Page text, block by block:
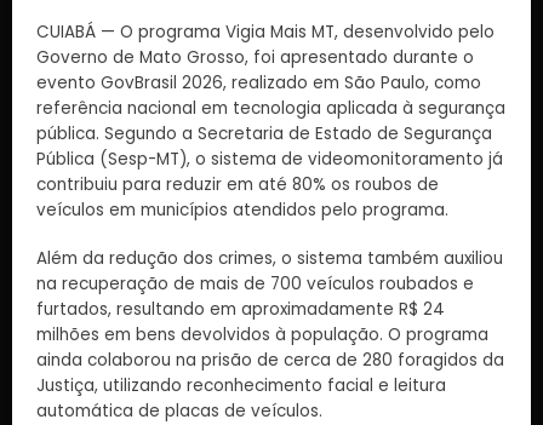
CUIABÁ — O programa Vigia Mais MT, desenvolvido pelo
Governo de Mato Grosso, foi apresentado durante o
evento GovBrasil 2026, realizado em São Paulo, como
referência nacional em tecnologia aplicada à segurança
pública. Segundo a Secretaria de Estado de Segurança
Pública (Sesp-MT), o sistema de videomonitoramento já
contribuiu para reduzir em até 80% os roubos de
veículos em municípios atendidos pelo programa.
Além da redução dos crimes, o sistema também auxiliou
na recuperação de mais de 700 veículos roubados e
furtados, resultando em aproximadamente R$ 24
milhões em bens devolvidos à população. O programa
ainda colaborou na prisão de cerca de 280 foragidos da
Justiça, utilizando reconhecimento facial e leitura
automática de placas de veículos.